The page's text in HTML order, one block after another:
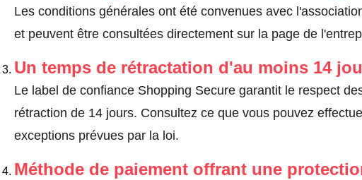
Les conditions générales ont été convenues avec
et peuvent être consultées directement sur la page de
Un temps de rétractation d'au moins 14
Le label de confiance Shopping Secure garantit le respect
rétraction de 14 jours. Consultez ce que vous pouvez
exceptions prévues par la loi.
Méthode de paiement offrant une